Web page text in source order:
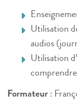
Utilisation
audios
Utilisation
comprendre
Formateur :